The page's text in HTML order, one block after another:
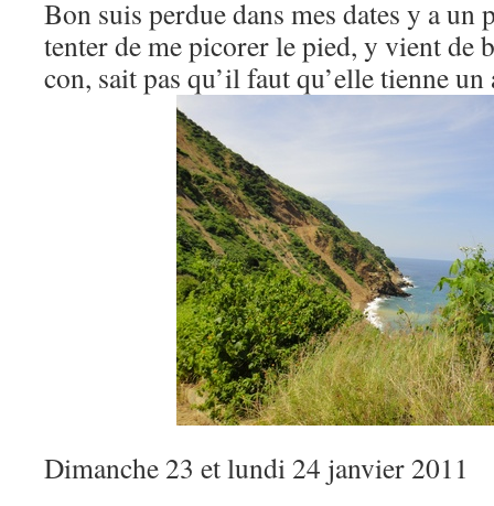
Bon suis perdue dans mes dates y a
tenter de me picorer le pied, y vient de
con, sait pas qu’il faut qu’elle tienne
Dimanche 23 et lundi 24 janvier 2011